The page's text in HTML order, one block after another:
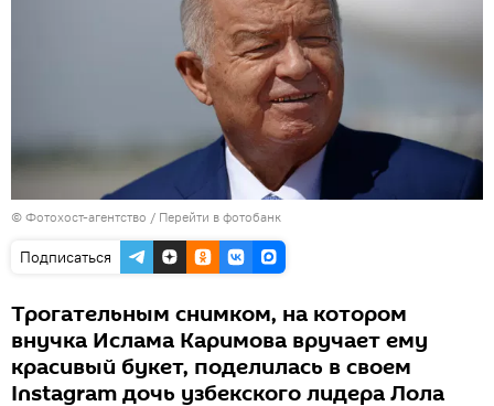
© Фотохост-агентство / Перейти в фотобанк
Подписаться
Трогательным снимком, на котором
внучка Ислама Каримова вручает ему
красивый букет, поделилась в своем
Instagram дочь узбекского лидера Лола